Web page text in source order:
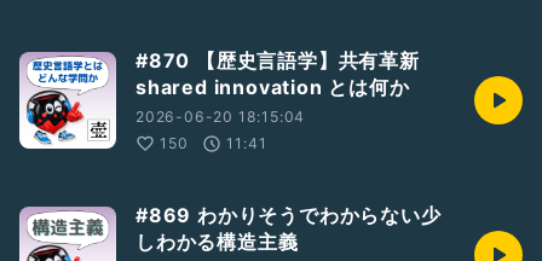
#870 【歴史言語学】共有革新
shared innovation とは何か
2026-06-20 18:15:04
150
11:41
#869 わかりそうでわからない少
しわかる構造主義